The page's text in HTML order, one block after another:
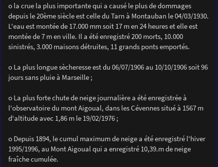
o la crue la plus importante qui a causé le plus de dommages
depuis le 20ème siècle est celle du Tarn à Montauban le 04/03/1930.
L'eau est montée de 17.000 mm soit 17 m en 24 heures et elle est
montée de 7 m en ville. Il a été enregistré 200 morts, 10.000
sinistrés, 3.000 maisons détruites, 11 grands ponts emportés.
o La plus longue sècheresse est du 06/07/1906 au 10/10/1906 soit 96
jours sans pluie à Marseille ;
o La plus forte chute de neige journalière a été enregistrée à
l'observatoire du mont Aigoual, dans les Cévennes situé à 1567 m
d'altitude avec 1,86 m le 19/02/1976 ;
o Depuis 1894, le cumul maximum de neige a été enregistré l'hiver
1995/1996, au Mont Aigoual qui a enregistré 10,39.m de neige
fraîche cumulée.